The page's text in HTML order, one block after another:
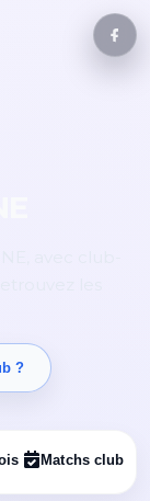
?
Matchs club